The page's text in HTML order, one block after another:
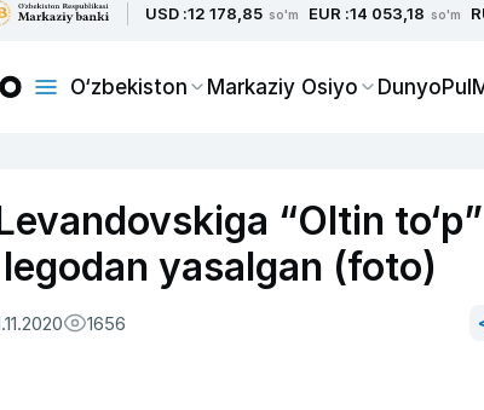
USD :12 178,85 so'm EUR :14 053,18 so'm
O‘zbekiston Markaziy Osiyo DunyoPul
“Oltin
yasalgan (foto)
1656